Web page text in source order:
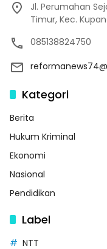
Jl. Perumahan
Timur, Kec.
085138824750
Kategori
Berita
Hukum Kriminal
Ekonomi
Nasional
Pendidikan
Label
NTT